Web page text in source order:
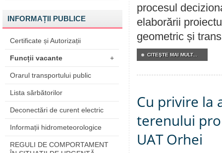
INFORMAȚII PUBLICE
Certificate și Autorizații
Funcții vacante +
Orarul transportului public
Lista sărbătorilor
Deconectări de curent electric
Informații hidrometeorologice
REGULI DE COMPORTAMENT
procesul
elaborării
geometric și
CITEŞTE MAI MULT...
Cu privire la
terenului
UAT Orhei